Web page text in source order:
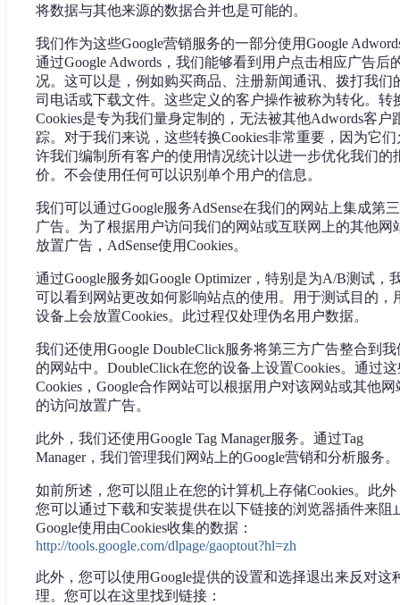
将数据与其他来源的数据合并也是可能的。
我们作为这些Google营销服务的一部分使用Google
通过Google Adwords，我们能够看到用户点击相应广告后
况。这可以是，例如购买商品、注册新闻通讯、拨打我们
司电话或下载文件。这些定义的客户操作被称为转化。转
Cookies是专为我们量身定制的，无法被其他Adwords客户
踪。对于我们来说，这些转换Cookies非常重要，因为它们
许我们编制所有客户的使用情况统计以进一步优化我们的
价。不会使用任何可以识别单个用户的信息。
我们可以通过Google服务AdSense在我们的网站上集成第
广告。为了根据用户访问我们的网站或互联网上的其他网
放置广告，AdSense使用Cookies。
通过Google服务如Google Optimizer，特别是为A/B测试，
可以看到网站更改如何影响站点的使用。用于测试目的，
设备上会放置Cookies。此过程仅处理伪名用户数据。
我们还使用Google DoubleClick服务将第三方广告整合到我
的网站中。DoubleClick在您的设备上设置Cookies。通过
Cookies，Google合作网站可以根据用户对该网站或其他网
的访问放置广告。
此外，我们还使用Google Tag Manager服务。通过Tag
Manager，我们管理我们网站上的Google营销和分析服务。
如前所述，您可以阻止在您的计算机上存储Cookies。此外
您可以通过下载和安装提供在以下链接的浏览器插件来阻
Google使用由Cookies收集的数据：
http://tools.google.com/dlpage/gaoptout?hl=zh
此外，您可以使用Google提供的设置和选择退出来反对这
理。您可以在这里找到链接：